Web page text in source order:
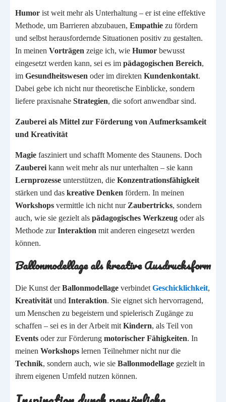
Humor ist weit mehr als Unterhaltung – er ist eine effektive
Methode, um Barrieren abzubauen, Empathie zu fördern
und selbst herausfordernde Situationen positiv zu gestalten.
In meinen Vorträgen zeige ich, wie Humor bewusst
eingesetzt werden kann, sei es im pädagogischen Bereich,
im Gesundheitswesen oder im direkten Kundenkontakt.
Dabei gebe ich nicht nur theoretische Einblicke, sondern
liefere praxisnahe Strategien, die sofort anwendbar sind.
Zauberei als Mittel zur Förderung von Aufmerksamkeit
und Kreativität
Magie fasziniert und schafft Momente des Staunens. Doch
Zauberei kann weit mehr als nur unterhalten – sie kann
Lernprozesse unterstützen, die Konzentrationsfähigkeit
stärken und das kreative Denken fördern. In meinen
Workshops vermittle ich nicht nur Zaubertricks, sondern
auch, wie sie gezielt als pädagogisches Werkzeug oder als
Methode zurInteraktion mit anderen eingesetzt werden
können.
Ballonmodellage als kreative Ausdrucksform
Die Kunst derBallonmodellage verbindet Geschicklichkeit,
Kreativität und Interaktion. Sie eignet sich hervorragend,
um Menschen zu begeistern und spielerisch Zugänge zu
schaffen – sei es in der Arbeit mit Kindern, als Teil von
Events oder zur Förderung motorischer Fähigkeiten. In
meinen Workshops lernen Teilnehmer nicht nur die
Technik, sondern auch, wie sie Ballonmodellage gezielt in
ihrem eigenen Umfeld nutzen können.